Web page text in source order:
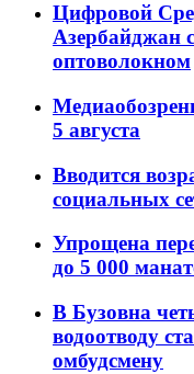
Цифровой
Азербайджан
оптоволокном
5 августа
Вводится
социальных
Упрощена
до 5 000
В Бузовна
водоотводу
омбудсмену